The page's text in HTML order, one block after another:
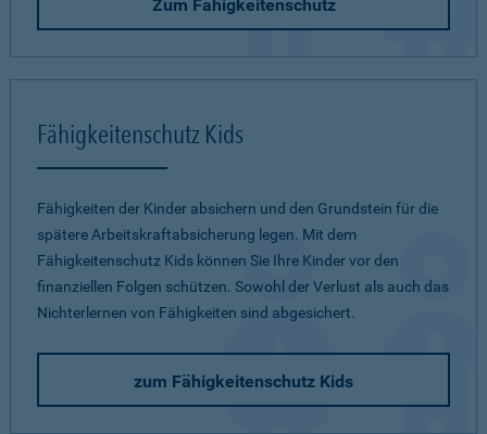
Zum Fähigkeitenschutz
Fähigkeitenschutz Kids
Fähigkeiten der Kinder absichern und den Grundstein für die
spätere Arbeitskraftabsicherung legen. Mit dem
Fähigkeitenschutz Kids können Sie Ihre Kinder vor den
finanziellen Folgen schützen. Sowohl der Verlust als auch das
Nichterlernen von Fähigkeiten sind abgesichert.
zum Fähigkeitenschutz Kids